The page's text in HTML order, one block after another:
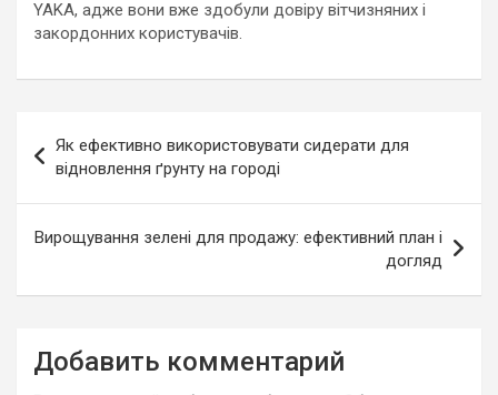
YAKA, адже вони вже здобули довіру вітчизняних і
закордонних користувачів.
по
записям
Як ефективно використовувати сидерати для
відновлення ґрунту на городі
Вирощування зелені для продажу: ефективний план і
догляд
Добавить комментарий